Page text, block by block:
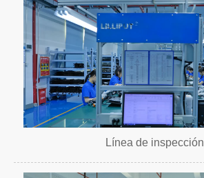
Línea de inspección